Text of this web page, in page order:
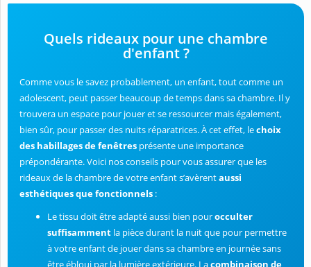
Quels rideaux pour une chambre
d'enfant ?
Comme vous le savez probablement, un enfant, tout comme un
adolescent, peut passer beaucoup de temps dans sa chambre. Il y
trouvera un espace pour jouer et se ressourcer mais également,
bien sûr, pour passer des nuits réparatrices. À cet effet, lechoix
des habillages de fenêtres présente une importance
prépondérante. Voici nos conseils pour vous assurer que les
rideaux de la chambre de votre enfant s’avèrentaussi
esthétiques que fonctionnels :
Le tissu doit être adapté aussi bien pourocculter
suffisamment la pièce durant la nuit que pour permettre
à votre enfant de jouer dans sa chambre en journée sans
être ébloui par la lumière extérieure. Lacombinaison de